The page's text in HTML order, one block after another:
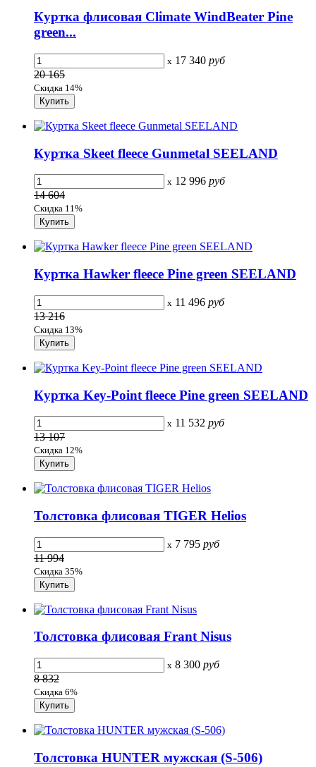
Куртка флисовая Climate WindBeater Pine
green...
x 17 340 руб
20 165
Скидка 14%
Куртка Skeet fleece Gunmetal SEELAND
x 12 996 руб
14 604
Скидка 11%
Куртка Hawker fleece Pine green SEELAND
x 11 496 руб
13 216
Скидка 13%
Куртка Key-Point fleece Pine green SEELAND
x 11 532 руб
13 107
Скидка 12%
Толстовка флисовая TIGER Helios
x 7 795 руб
11 994
Скидка 35%
Толстовка флисовая Frant Nisus
x 8 300 руб
8 832
Скидка 6%
Толстовка HUNTER мужская (S-506)